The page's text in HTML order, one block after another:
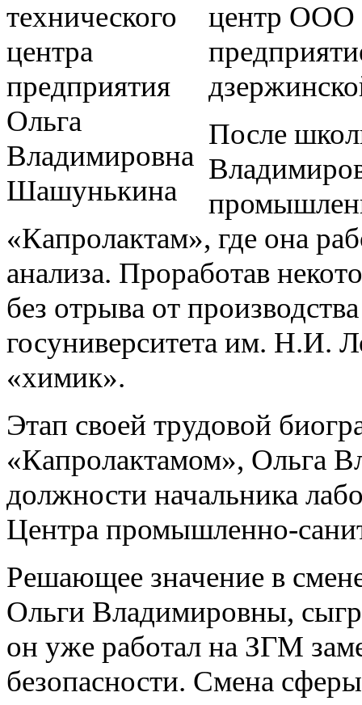
центр ООО
После
«Капролактам», где она
анализа. Проработав
без отрыва от
госуниверситета им. Н.И.
«химик».
Этап своей трудовой
«Капролактамом», Ольга
должности начальника
Центра промышленно-
Решающее значение в
Ольги Владимировны,
он уже работал на ЗГМ
безопасности. Смена